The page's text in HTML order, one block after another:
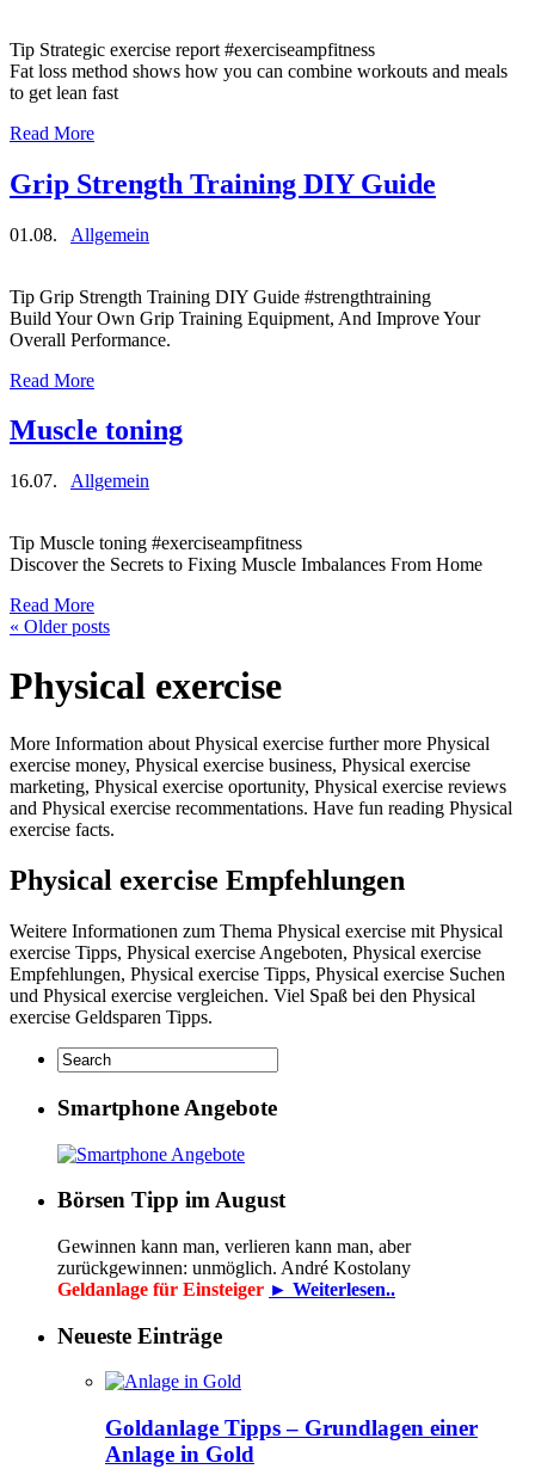
Tip Strategic exercise report #exerciseampfitness
Fat loss method shows how you can combine workouts and meals
to get lean fast
Read More
Grip Strength Training DIY Guide
01.08. Allgemein
Tip Grip Strength Training DIY Guide #strengthtraining
Build Your Own Grip Training Equipment, And Improve Your
Overall Performance.
Read More
Muscle toning
16.07. Allgemein
Tip Muscle toning #exerciseampfitness
Discover the Secrets to Fixing Muscle Imbalances From Home
Read More
« Older posts
Physical exercise
More Information about Physical exercise further more Physical
exercise money, Physical exercise business, Physical exercise
marketing, Physical exercise oportunity, Physical exercise reviews
and Physical exercise recommentations. Have fun reading Physical
exercise facts.
Physical exercise Empfehlungen
Weitere Informationen zum Thema Physical exercise mit Physical
exercise Tipps, Physical exercise Angeboten, Physical exercise
Empfehlungen, Physical exercise Tipps, Physical exercise Suchen
und Physical exercise vergleichen. Viel Spaß bei den Physical
exercise Geldsparen Tipps.
Smartphone Angebote
Börsen Tipp im August
Gewinnen kann man, verlieren kann man, aber
zurückgewinnen: unmöglich. André Kostolany
Geldanlage für Einsteiger ► Weiterlesen..
Neueste Einträge
Goldanlage Tipps – Grundlagen einer
Anlage in Gold